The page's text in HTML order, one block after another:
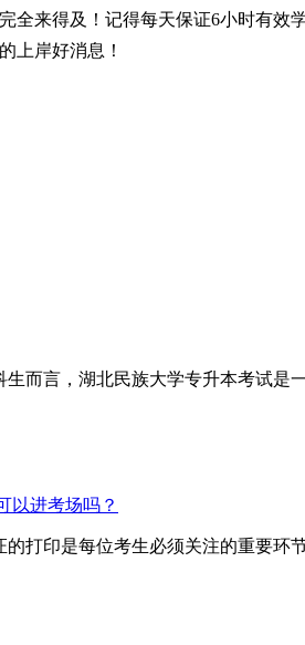
全来得及！记得每天保证6小时有
上岸好消息！
而言，湖北民族大学专升本考试
以进考场吗？
打印是每位考生必须关注的重要